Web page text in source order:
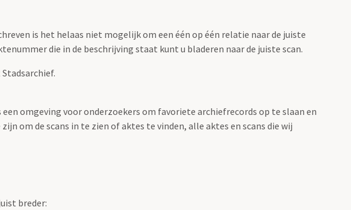
is het helaas niet mogelijk om een één op één relatie naar de juiste
die in de beschrijving staat kunt u bladeren naar de juiste scan.
omgeving voor onderzoekers om favoriete archiefrecords op te slaan en
om de scans in te zien of aktes te vinden, alle aktes en scans die wij
breder: